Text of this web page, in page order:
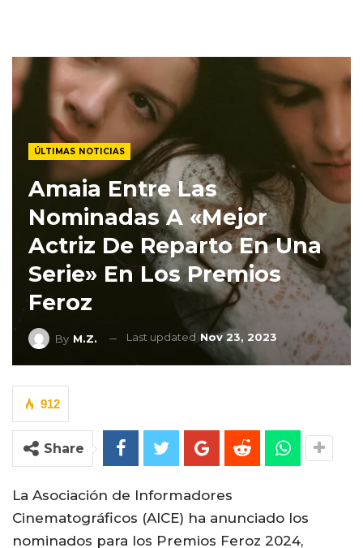
ÚLTIMAS NOTICIAS
Amaia Entre Las
Nominadas A «Mejor
Actriz De Reparto En Una
Serie» En Los Premios
Feroz
By M.Z. Last updated Nov 23, 2023
912
Share
La Asociación de Informadores
Cinematográficos (AICE) ha anunciado los
nominados para los Premios Feroz 2024,